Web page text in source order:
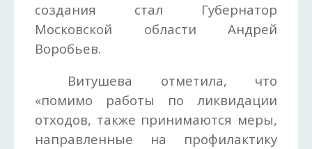
создания стал Губернатор
Московской области Андрей
Воробьев.
Витушева отметила, что
«помимо работы по ликвидации
отходов, также принимаются меры,
направленные на профилактику